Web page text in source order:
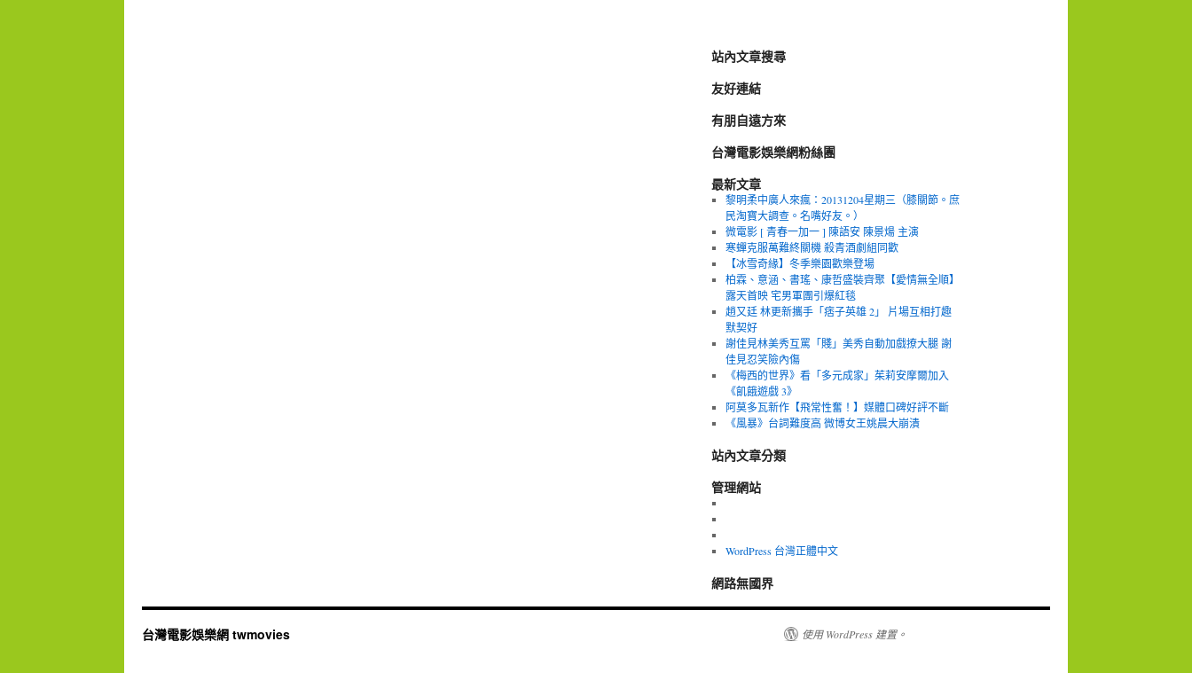
站內文章搜尋
友好連結
有朋自遠方來
台灣電影娛樂網粉絲團
最新文章
黎明柔中廣人來瘋：20131204星期三（膝關節。庶
民淘寶大調查。名嘴好友。）
微電影 [ 青春一加一 ] 陳語安 陳景煬 主演
寒蟬克服萬難終關機 殺青酒劇組同歡
【冰雪奇緣】冬季樂園歡樂登場
柏霖、意涵、書瑤、康哲盛裝齊聚【愛情無全順】
露天首映 宅男軍團引爆紅毯
趙又廷 林更新攜手「痞子英雄 2」 片場互相打趣
默契好
謝佳見林美秀互罵「賤」美秀自動加戲撩大腿 謝
佳見忍笑險內傷
《梅西的世界》看「多元成家」茱莉安摩爾加入
《飢餓遊戲 3》
阿莫多瓦新作【飛常性奮！】媒體口碑好評不斷
《風暴》台詞難度高 微博女王姚晨大崩潰
站內文章分類
管理網站
WordPress 台灣正體中文
網路無國界
台灣電影娛樂網 twmovies 使用 WordPress 建置。